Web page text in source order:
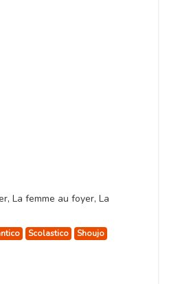
La femme au foyer, La
Scolastico Shoujo